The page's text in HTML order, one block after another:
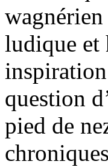
ludique et
inspiration
question
pied de